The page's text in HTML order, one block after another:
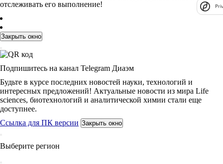
отслеживать его выполнение!
Закрыть окно
Подпишитесь на канал Telegram Диаэм
Будьте в курсе последних новостей науки, технологий и
интересных предложений! Актуальные новости из мира Life
sciences, биотехнологий и аналитической химии стали еще
доступнее.
Ссылка для ПК версии Закрыть окно
Выберите регион